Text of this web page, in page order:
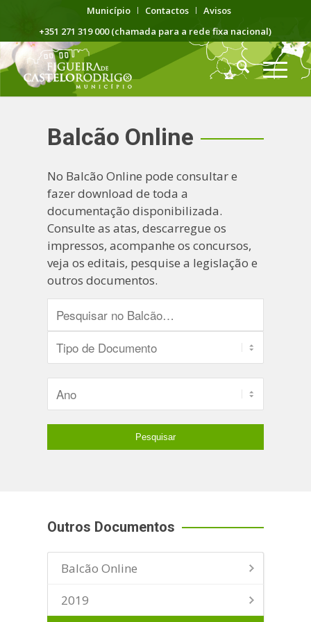
Município Contactos
Avisos
+351 271 319 000 (chamada para a rede fixa nacional)
Balcão Online
No Balcão Online pode consultar e
fazer download de toda a
documentação disponibilizada.
Consulte as atas, descarregue os
impressos, acompanhe os concursos,
veja os editais, pesquise a legislação e
outros documentos.
Outros Documentos
Balcão Online
2019